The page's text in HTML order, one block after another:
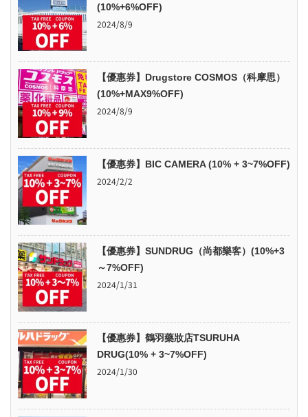
(10%+6%OFF)
2024/8/9
【優惠券】Drugstore COSMOS（科摩思）
(10%+MAX9%OFF)
2024/8/9
【優惠券】BIC CAMERA (10% + 3~7%OFF)
2024/2/2
【優惠券】SUNDRUG（尚都樂客）(10%+3
～7%OFF)
2024/1/31
【優惠券】鶴羽藥妝店TSURUHA
DRUG(10% + 3~7%OFF)
2024/1/30